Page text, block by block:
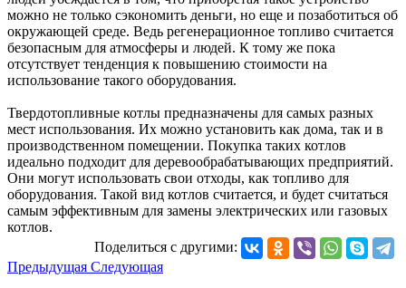
можно не только сэкономить деньги, но еще и позаботиться об
окружающей среде. Ведь регенерационное топливо считается
безопасным для атмосферы и людей. К тому же пока
отсутствует тенденция к повышению стоимости на
использование такого оборудования.
Твердотопливные котлы предназначены для самых разных
мест использования. Их можно установить как дома, так и в
производственном помещении. Покупка таких котлов
идеально подходит для деревообрабатывающих предприятий.
Они могут использовать свои отходы, как топливо для
оборудования. Такой вид котлов считается, и будет считаться
самым эффективным для замены электрических или газовых
котлов.
Поделиться с другими:
Предыдущая Следующая